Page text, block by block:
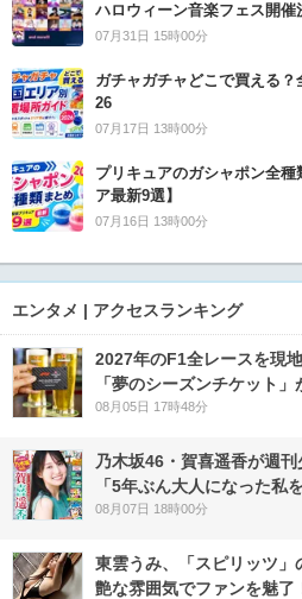
ハロウィーン音楽フェス開催
07月31日 15時00分
ガチャガチャどこで買える
26
07月17日 13時00分
プリキュアのガシャポン全
ア最新9選】
07月16日 13時00分
エンタメ | アクセスランキング
2027年のF1全レースを現
「夢のシーズンチケット」
08月05日 17時48分
乃木坂46・賀喜遥香が週
「5年ぶん大人になった私
08月07日 18時00分
東雲うみ、「スピリッツ
艶な雰囲気でファンを魅了